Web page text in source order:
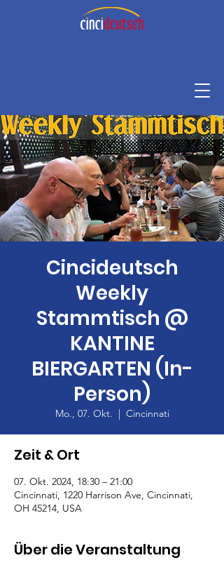
Cincideutsch
Weekly
Stammtisch @
KANTINE
BIERGARTEN (In-
Person)
Mo., 07. Okt.
  |
Cincinnati
Zeit & Ort
07. Okt. 2024, 18:30 – 21:00
Cincinnati, 1220 Harrison Ave, Cincinnati,
OH 45214, USA
Über die Veranstaltung